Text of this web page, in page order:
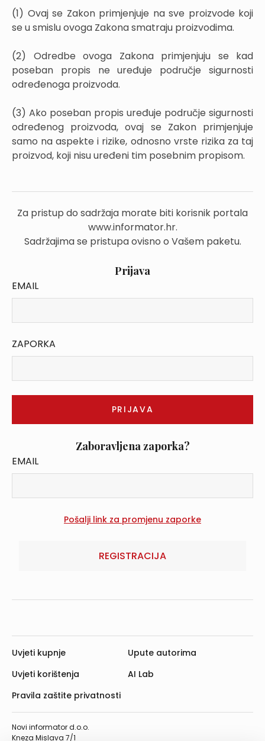
(1) Ovaj se Zakon primjenjuje na sve proizvode koji
se u smislu ovoga Zakona smatraju proizvodima.
(2) Odredbe ovoga Zakona primjenjuju se kad
poseban propis ne uređuje područje sigurnosti
određenoga proizvoda.
(3) Ako poseban propis uređuje područje sigurnosti
određenog proizvoda, ovaj se Zakon primjenjuje
samo na aspekte i rizike, odnosno vrste rizika za taj
proizvod, koji nisu uređeni tim posebnim propisom.
Za pristup do sadržaja morate biti korisnik portala
www.informator.hr.
Sadržajima se pristupa ovisno o Vašem paketu.
Prijava
EMAIL
ZAPORKA
Zaboravljena zaporka?
EMAIL
REGISTRACIJA
Novi informator d.o.o.
Kneza Mislava 7/1
Uvjeti kupnje
Uvjeti korištenja
Pravila zaštite privatnosti
Upute autorima
AI Lab